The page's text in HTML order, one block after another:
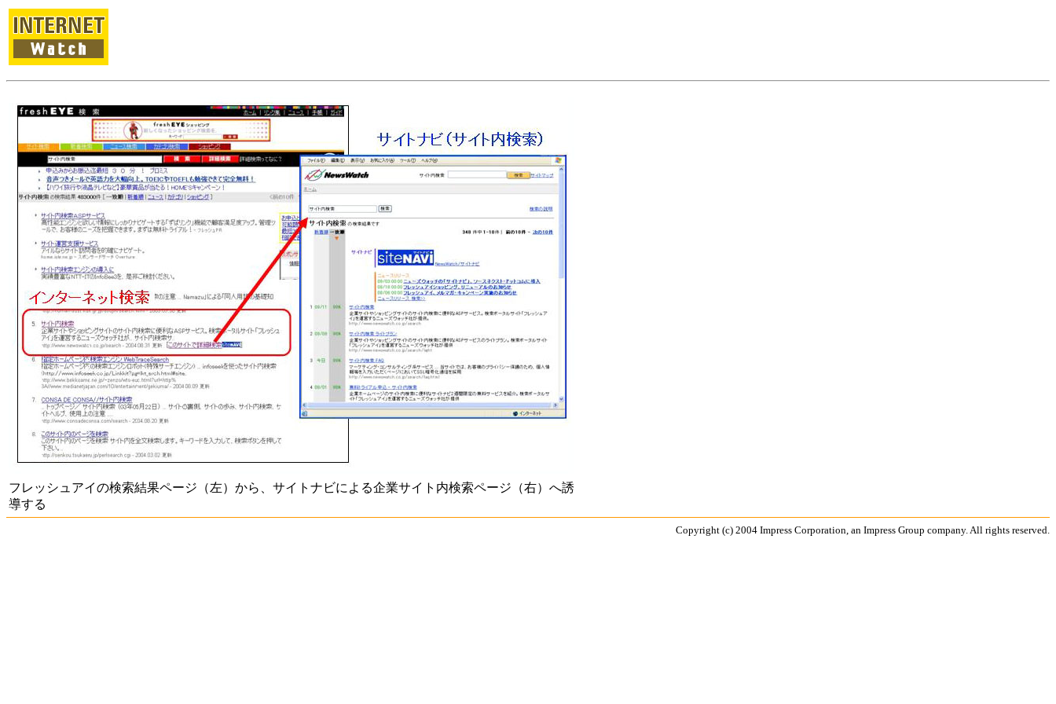
フレッシュアイの検索結果ページ（左）から、サイトナビによる企業サイト内検索ページ（右）へ誘
導する
Copyright (c) 2004 Impress Corporation, an Impress Group company. All rights reserved.